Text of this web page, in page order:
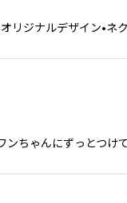
リジナルデザイン•ネ
ちゃんにずっとつけ